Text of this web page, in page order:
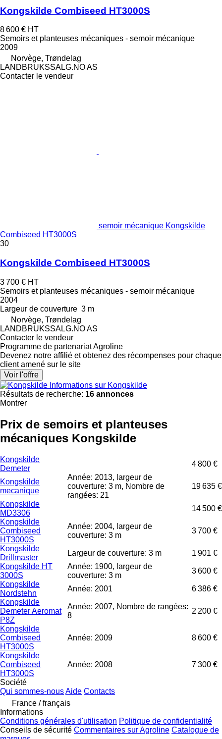
Kongskilde Combiseed HT3000S
8 600 € HT
Semoirs et planteuses mécaniques - semoir mécanique
2009
Norvège, Trøndelag
LANDBRUKSSALG.NO AS
Contacter le vendeur
semoir mécanique Kongskilde
Combiseed HT3000S
30
Kongskilde Combiseed HT3000S
3 700 € HT
Semoirs et planteuses mécaniques - semoir mécanique
2004
Largeur de couverture 3 m
Norvège, Trøndelag
LANDBRUKSSALG.NO AS
Contacter le vendeur
Programme de partenariat Agroline
Devenez notre affilié et obtenez des récompenses pour chaque
client amené sur le site
Voir l'offre
Informations sur Kongskilde
Résultats de recherche: 16 annonces
Montrer
Prix de semoirs et planteuses
mécaniques Kongskilde
Kongskilde
Demeter
4 800 €
Kongskilde
mecanique
Année: 2013, largeur de
couverture: 3 m, Nombre de
rangées: 21
19 635 €
Kongskilde
MD3306
14 500 €
Kongskilde
Combiseed
HT3000S
Année: 2004, largeur de
couverture: 3 m
3 700 €
Kongskilde
Drillmaster
Largeur de couverture: 3 m
1 901 €
Kongskilde HT
3000S
Année: 1900, largeur de
couverture: 3 m
3 600 €
Kongskilde
Nordstehn
Année: 2001
6 386 €
Kongskilde
Demeter Aeromat
P8Z
Année: 2007, Nombre de rangées:
8
2 200 €
Kongskilde
Combiseed
HT3000S
Année: 2009 8 600 €
Kongskilde
Combiseed
HT3000S
Année: 2008 7 300 €
Société
Qui sommes-nousAide Contacts
France / français
Informations
Conditions générales d'utilisation Politique de confidentialité
Conseils de sécurité Commentaires sur Agroline Catalogue de